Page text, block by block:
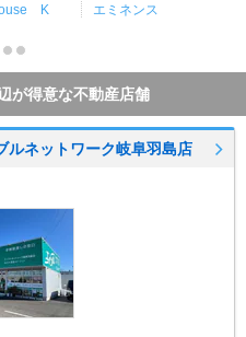
K エミネンス
得意な不動産店舗
ルネットワーク岐阜羽島店